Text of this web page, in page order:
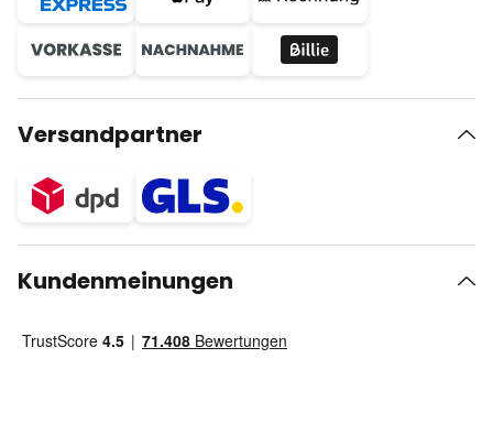
Versandpartner
Kundenmeinungen